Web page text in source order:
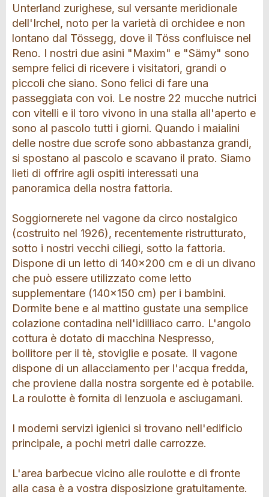
Unterland zurighese, sul versante meridionale
dell'Irchel, noto per la varietà di orchidee e non
lontano dal Tössegg, dove il Töss confluisce nel
Reno. I nostri due asini "Maxim" e "Sämy" sono
sempre felici di ricevere i visitatori, grandi o
piccoli che siano. Sono felici di fare una
passeggiata con voi. Le nostre 22 mucche nutrici
con vitelli e il toro vivono in una stalla all'aperto e
sono al pascolo tutti i giorni. Quando i maialini
delle nostre due scrofe sono abbastanza grandi,
si spostano al pascolo e scavano il prato. Siamo
lieti di offrire agli ospiti interessati una
panoramica della nostra fattoria.
Soggiornerete nel vagone da circo nostalgico
(costruito nel 1926), recentemente ristrutturato,
sotto i nostri vecchi ciliegi, sotto la fattoria.
Dispone di un letto di 140x200 cm e di un divano
che può essere utilizzato come letto
supplementare (140x150 cm) per i bambini.
Dormite bene e al mattino gustate una semplice
colazione contadina nell'idilliaco carro. L'angolo
cottura è dotato di macchina Nespresso,
bollitore per il tè, stoviglie e posate. Il vagone
dispone di un allacciamento per l'acqua fredda,
che proviene dalla nostra sorgente ed è potabile.
La roulotte è fornita di lenzuola e asciugamani.
I moderni servizi igienici si trovano nell'edificio
principale, a pochi metri dalle carrozze.
L'area barbecue vicino alle roulotte e di fronte
alla casa è a vostra disposizione gratuitamente.